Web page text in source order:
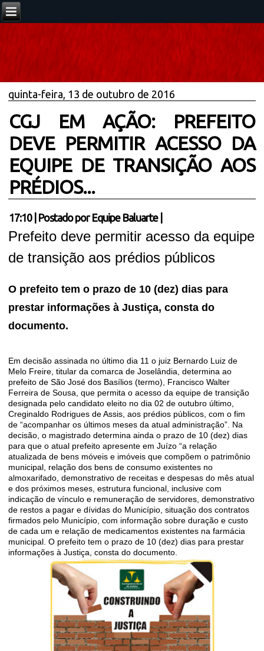
quinta-feira, 13 de outubro de 2016
CGJ EM AÇÃO: PREFEITO
DEVE PERMITIR ACESSO DA
EQUIPE DE TRANSIÇÃO AOS
PRÉDIOS...
17:10| Postado por Equipe Baluarte
Prefeito deve permitir acesso da equipe
de transição aos prédios públicos
O prefeito tem o prazo de 10 (dez) dias para
prestar informações à Justiça, consta do
documento.
Em decisão assinada no último dia 11 o juiz Bernardo Luiz de
Melo Freire, titular da comarca de Joselândia, determina ao
prefeito de São José dos Basílios (termo), Francisco Walter
Ferreira de Sousa, que permita o acesso da equipe de transição
designada pelo candidato eleito no dia 02 de outubro último,
Creginaldo Rodrigues de Assis, aos prédios públicos, com o fim
de “acompanhar os últimos meses da atual administração”. Na
decisão, o magistrado determina ainda o prazo de 10 (dez) dias
para que o atual prefeito apresente em Juízo “a relação
atualizada de bens móveis e imóveis que compõem o patrimônio
municipal, relação dos bens de consumo existentes no
almoxarifado, demonstrativo de receitas e despesas do mês atual
e dos próximos meses, estrutura funcional, inclusive com
indicação de vínculo e remuneração de servidores, demonstrativo
de restos a pagar e dívidas do Município, situação dos contratos
firmados pelo Município, com informação sobre duração e custo
de cada um e relação de medicamentos existentes na farmácia
municipal. O prefeito tem o prazo de 10 (dez) dias para prestar
informações à Justiça, consta do documento.